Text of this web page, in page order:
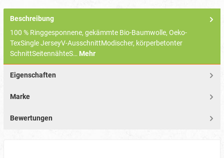
Beschreibung
100 % Ringgesponnene, gekämmte Bio-Baumwolle, Oeko-
TexSingle JerseyV-AusschnittModischer, körperbetonter
SchnittSeitennähteS… Mehr
Eigenschaften
Marke
Bewertungen